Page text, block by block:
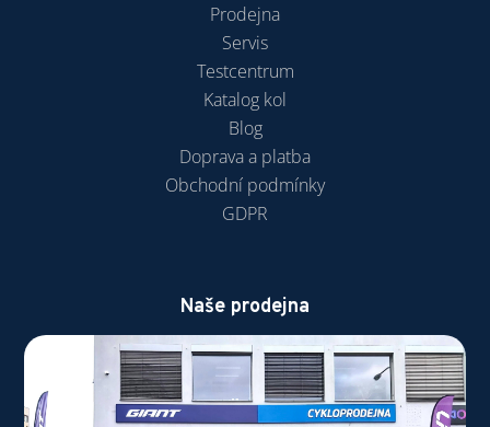
Prodejna
Servis
Testcentrum
Katalog kol
Blog
Doprava a platba
Obchodní podmínky
GDPR
Naše prodejna